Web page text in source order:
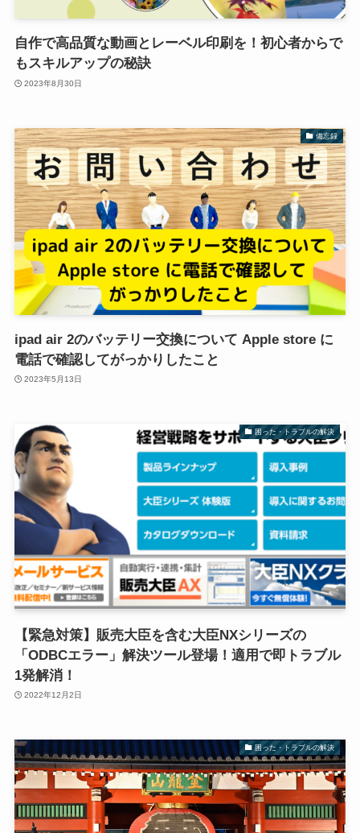
自作で高品質な動画とレーベル印刷を！初心者からで
もスキルアップの秘訣
2023年8月30日
備忘録
ipad air 2のバッテリー交換について Apple store に
電話で確認してがっかりしたこと
2023年5月13日
困った・トラブルの解決
【緊急対策】販売大臣を含む大臣NXシリーズの
「ODBCエラー」解決ツール登場！適用で即トラブル
1発解消！
2022年12月2日
困った・トラブルの解決